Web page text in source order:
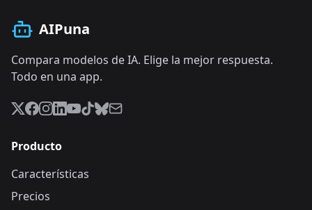
AIPuna
Compara modelos de IA. Elige la mejor respuesta.
Todo en una app.
Producto
Características
Precios